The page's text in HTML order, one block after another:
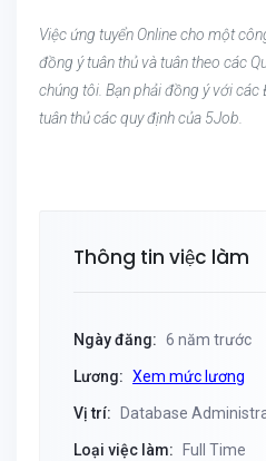
Việc ứng tuyển Online cho một
đồng ý tuân thủ và tuân theo các
chúng tôi. Bạn phải đồng ý với
tuân thủ các quy định của 5Job.
Thông tin việc làm
Ngày đăng: 6 năm trước
Lương: Xem mức lương
Vị trí: Database
Loại việc làm: Full Time